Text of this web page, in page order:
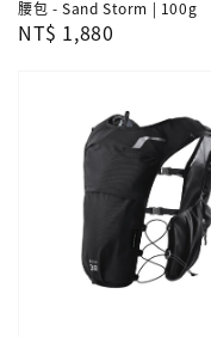
腰包 - Sand Storm | 100g
Regular
NT$ 1,880